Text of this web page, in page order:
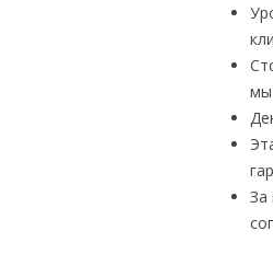
мы
За